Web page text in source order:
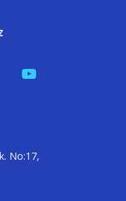
YouTube
No:17,